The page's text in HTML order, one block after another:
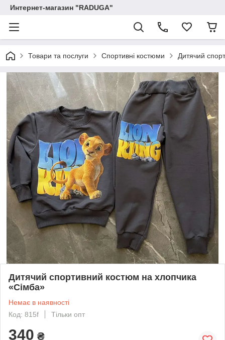
Интернет-магазин "RADUGA"
Товари та послуги Спортивні костюми Дитячий
Дитячий спортивний костюм на хлопчика
«Сімба»
Немає в наявності
Код: 815f
Тільки опт
340 ₴